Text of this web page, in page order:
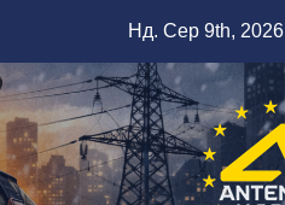
вмісту
Нд. Сер 9th, 2026